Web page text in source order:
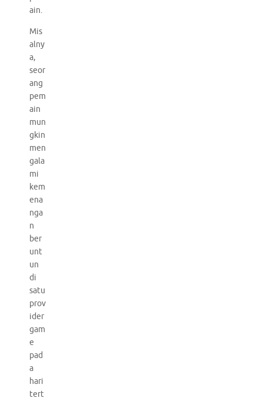
ain.
Mis
alny
a,
seor
ang
pem
ain
mun
gkin
men
gala
mi
kem
ena
nga
n
ber
unt
un
di
satu
prov
ider
gam
e
pad
a
hari
tert